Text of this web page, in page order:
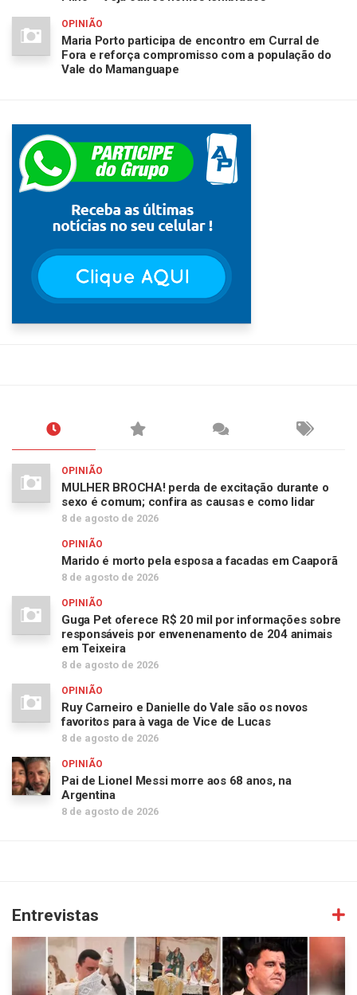
OPINIÃO
Maria Porto participa de encontro em Curral de
Fora e reforça compromisso com a população do
Vale do Mamanguape
OPINIÃO
MULHER BROCHA! perda de excitação durante o
sexo é comum; confira as causas e como lidar
8 de agosto de 2026
OPINIÃO
Marido é morto pela esposa a facadas em Caaporã
8 de agosto de 2026
OPINIÃO
Guga Pet oferece R$ 20 mil por informações sobre
responsáveis por envenenamento de 204 animais
em Teixeira
8 de agosto de 2026
OPINIÃO
Ruy Carneiro e Danielle do Vale são os novos
favoritos para à vaga de Vice de Lucas
8 de agosto de 2026
OPINIÃO
Pai de Lionel Messi morre aos 68 anos, na
Argentina
8 de agosto de 2026
Entrevistas